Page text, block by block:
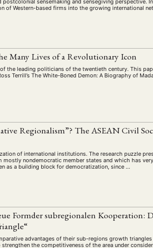
(283) Globalisation (7) Hybrid Kultur
(39) Nationalism (6) Online (235)
Präsentation Programm
Webinar (28) Wirtschaft (199) Workshop (126)
MITGLIEDERBEREICH
SIE JETZT!
ENGLISH
sensemaking and sensegiving perspective.
of Western-based firms into the growing international
Many Lives of a Revolutionary Icon
the leading politicians of the twentieth century. This
Terrill’s The White-Boned Demon: A Biography of
Regionalism”? The ASEAN Civil
of international institutions. The research puzzle
nondemocratic member states and which has
as a building block for democratization, since …
Formder subregionalen Kooperation:
advantages of their sub-regions growth
the competitiveness of the area under